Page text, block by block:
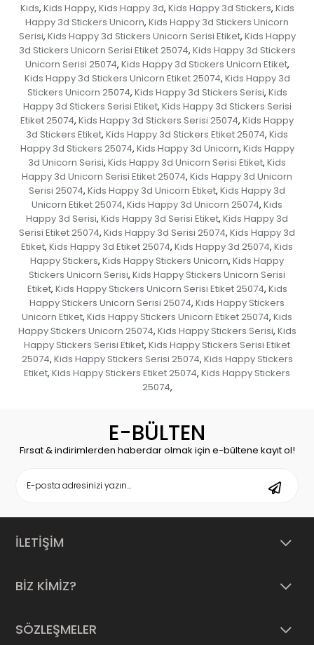
Kids, Kids Happy, Kids Happy 3d, Kids Happy 3d Stickers, Kids
Happy 3d Stickers Unicorn, Kids Happy 3d Stickers Unicorn
Serisi, Kids Happy 3d Stickers Unicorn Serisi Etiket, Kids Happy
3d Stickers Unicorn Serisi Etiket 25074, Kids Happy 3d Stickers
Unicorn Serisi 25074, Kids Happy 3d Stickers Unicorn Etiket,
Kids Happy 3d Stickers Unicorn Etiket 25074, Kids Happy 3d
Stickers Unicorn 25074, Kids Happy 3d Stickers Serisi, Kids
Happy 3d Stickers Serisi Etiket, Kids Happy 3d Stickers Serisi
Etiket 25074, Kids Happy 3d Stickers Serisi 25074, Kids Happy
3d Stickers Etiket, Kids Happy 3d Stickers Etiket 25074, Kids
Happy 3d Stickers 25074, Kids Happy 3d Unicorn, Kids Happy
3d Unicorn Serisi, Kids Happy 3d Unicorn Serisi Etiket, Kids
Happy 3d Unicorn Serisi Etiket 25074, Kids Happy 3d Unicorn
Serisi 25074, Kids Happy 3d Unicorn Etiket, Kids Happy 3d
Unicorn Etiket 25074, Kids Happy 3d Unicorn 25074, Kids
Happy 3d Serisi, Kids Happy 3d Serisi Etiket, Kids Happy 3d
Serisi Etiket 25074, Kids Happy 3d Serisi 25074, Kids Happy 3d
Etiket, Kids Happy 3d Etiket 25074, Kids Happy 3d 25074, Kids
Happy Stickers, Kids Happy Stickers Unicorn, Kids Happy
Stickers Unicorn Serisi, Kids Happy Stickers Unicorn Serisi
Etiket, Kids Happy Stickers Unicorn Serisi Etiket 25074, Kids
Happy Stickers Unicorn Serisi 25074, Kids Happy Stickers
Unicorn Etiket, Kids Happy Stickers Unicorn Etiket 25074, Kids
Happy Stickers Unicorn 25074, Kids Happy Stickers Serisi, Kids
Happy Stickers Serisi Etiket, Kids Happy Stickers Serisi Etiket
25074, Kids Happy Stickers Serisi 25074, Kids Happy Stickers
Etiket, Kids Happy Stickers Etiket 25074, Kids Happy Stickers
25074,
E-BÜLTEN
Fırsat & indirimlerden haberdar olmak için e-bültene kayıt ol!
İLETİŞİM
BİZ KİMİZ?
SÖZLEŞMELER